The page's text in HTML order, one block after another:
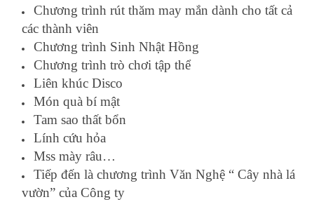
Chương trình rút thăm may mắn dành cho tất cả
các thành viên
Chương trình Sinh Nhật Hồng
Chương trình trò chơi tập thể
Liên khúc Disco
Món quà bí mật
Tam sao thất bổn
Lính cứu hỏa
Mss mày râu…
Tiếp đến là chương trình Văn Nghệ “ Cây nhà lá
vườn” của Công ty